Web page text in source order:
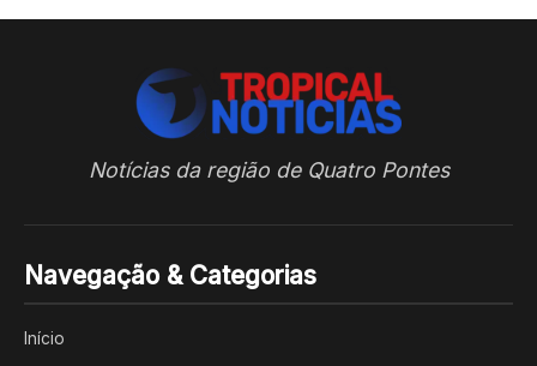
Notícias da região de Quatro Pontes
Navegação & Categorias
Início